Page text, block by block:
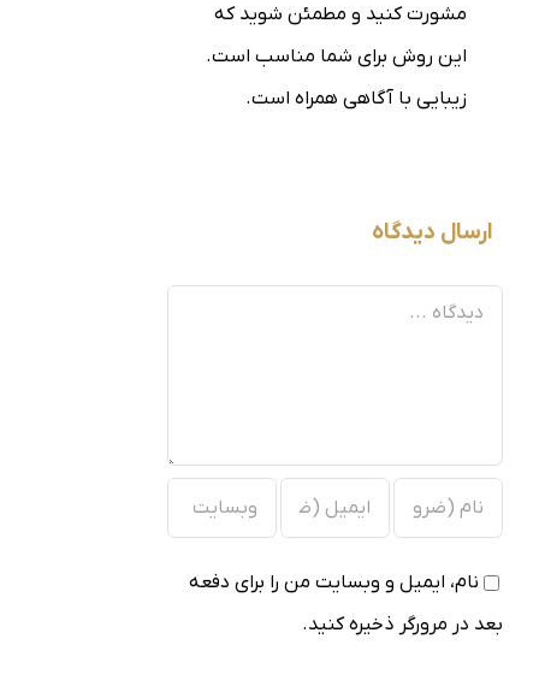
مشورت کنید و مطمئن شوید که
این روش برای شما مناسب است.
زیبایی با آگاهی همراه است.
ارسال دیدگاه
دیدگاه
نام، ایمیل و وبسایت من را برای دفعه
بعد در مرورگر ذخیره کنید.